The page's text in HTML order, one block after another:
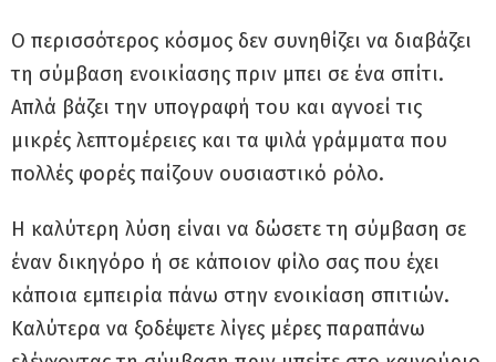
Ο περισσότερος κόσμος δεν συνηθίζει να διαβάζει
τη σύμβαση ενοικίασης πριν μπει σε ένα σπίτι.
Απλά βάζει την υπογραφή του και αγνοεί τις
μικρές λεπτομέρειες και τα ψιλά γράμματα που
πολλές φορές παίζουν ουσιαστικό ρόλο.
Η καλύτερη λύση είναι να δώσετε τη σύμβαση σε
έναν δικηγόρο ή σε κάποιον φίλο σας που έχει
κάποια εμπειρία πάνω στην ενοικίαση σπιτιών.
Καλύτερα να ξοδέψετε λίγες μέρες παραπάνω